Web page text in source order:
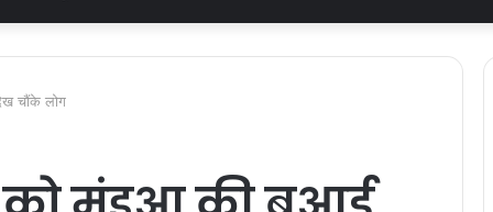
चौंके लोग